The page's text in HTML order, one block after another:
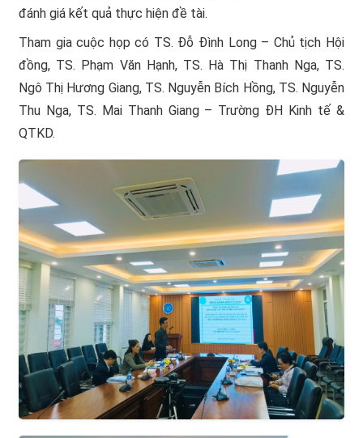
đánh giá kết quả thực hiện đề tài.
Tham gia cuộc họp có TS. Đỗ Đình Long – Chủ tịch Hội
đồng, TS. Phạm Văn Hạnh, TS. Hà Thị Thanh Nga, TS.
Ngô Thị Hương Giang, TS. Nguyễn Bích Hồng, TS. Nguyễn
Thu Nga, TS. Mai Thanh Giang – Trường ĐH Kinh tế &
QTKD.